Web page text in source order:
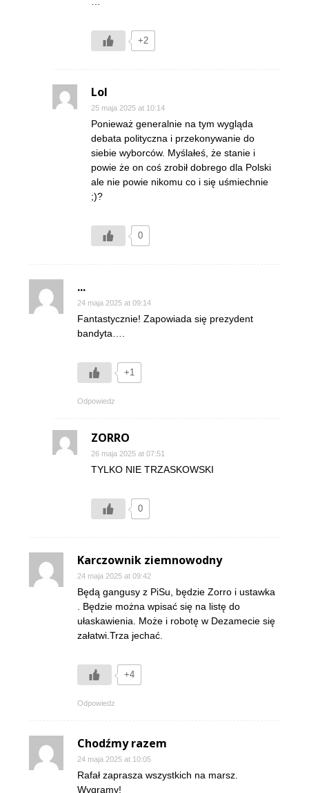
+2
Lol
25 maja 2025 at 10:14
Ponieważ generalnie na tym wygląda
debata polityczna i przekonywanie do
siebie wyborców. Myślałeś, że stanie i
powie że on coś zrobił dobrego dla Polski
ale nie powie nikomu co i się uśmiechnie
;)?
0
...
24 maja 2025 at 09:14
Fantastycznie! Zapowiada się prezydent
bandyta….
+1
Odpowiedz
ZORRO
26 maja 2025 at 07:51
TYLKO NIE TRZASKOWSKI
0
Karczownik ziemnowodny
24 maja 2025 at 09:42
Będą gangusy z PiSu, będzie Zorro i ustawka
. Będzie można wpisać się na listę do
ułaskawienia. Może i robotę w Dezamecie się
załatwi.Trza jechać.
+4
Odpowiedz
Chodźmy razem
24 maja 2025 at 10:05
Rafał zaprasza wszystkich na marsz.
Wygramy!